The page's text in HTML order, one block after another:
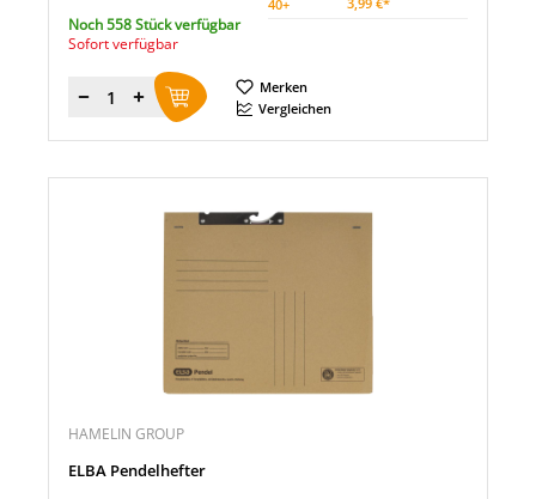
40+
Noch 558 Stück verfügbar
Sofort verfügbar
Menge
Merken
Vergleichen
HAMELIN GROUP
ELBA Pendelhefter